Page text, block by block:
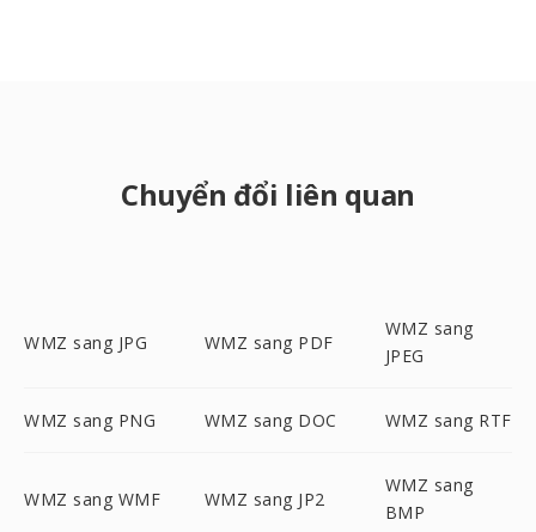
Chuyển đổi liên quan
WMZ sang JPG WMZ sang PDF
WMZ sang
JPEG
WMZ sang PNG WMZ sang DOC WMZ sang RTF
WMZ sang WMF WMZ sang JP2
WMZ sang
BMP